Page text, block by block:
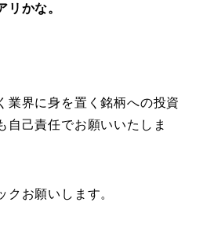
リかな。
業界に身を置く銘柄への投資
自己責任でお願いいたしま
クお願いします。